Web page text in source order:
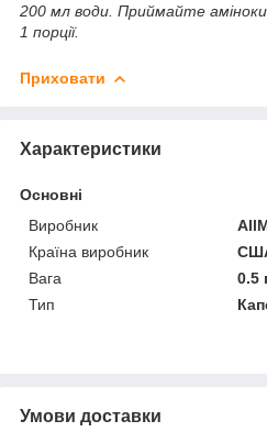
200 мл води. Приймайте
1 порції.
Приховати
Характеристики
Основні
Виробник
Країна виробник
Вага
0.5
Тип
Умови доставки